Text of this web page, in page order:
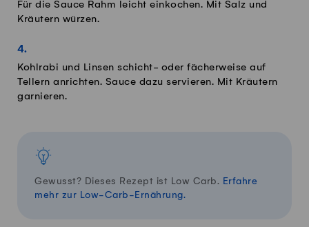
Für die Sauce Rahm leicht einkochen. Mit Salz und
Kräutern würzen.
Kohlrabi und Linsen schicht- oder fächerweise auf
Tellern anrichten. Sauce dazu servieren. Mit Kräutern
garnieren.
Gewusst? Dieses Rezept ist Low Carb. Erfahre
mehr zur Low-Carb-Ernährung.